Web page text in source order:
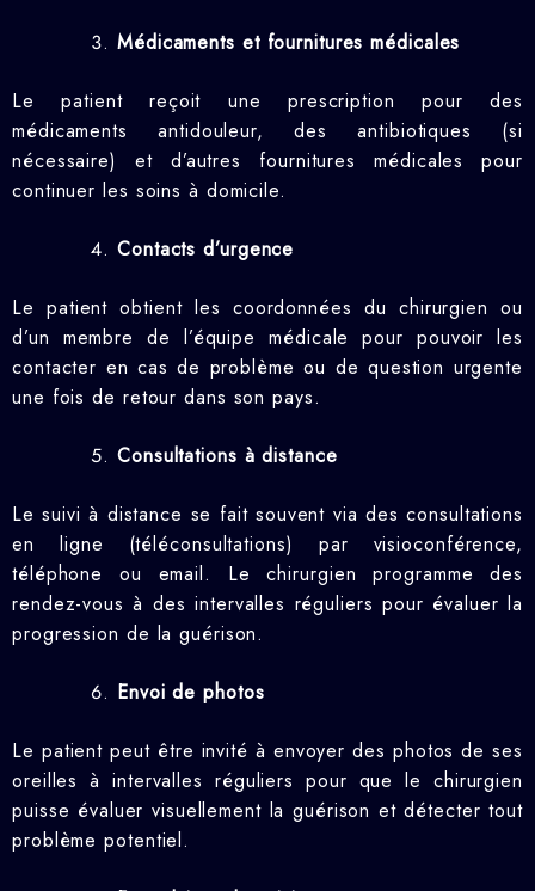
Médicaments et fournitures médicales
Le patient reçoit une prescription pour des
médicaments antidouleur, des antibiotiques (si
nécessaire) et d’autres fournitures médicales pour
continuer les soins à domicile.
Contacts d’urgence
Le patient obtient les coordonnées du chirurgien ou
d’un membre de l’équipe médicale pour pouvoir les
contacter en cas de problème ou de question urgente
une fois de retour dans son pays.
Consultations à distance
Le suivi à distance se fait souvent via des consultations
en ligne (téléconsultations) par visioconférence,
téléphone ou email. Le chirurgien programme des
rendez-vous à des intervalles réguliers pour évaluer la
progression de la guérison.
Envoi de photos
Le patient peut être invité à envoyer des photos de ses
oreilles à intervalles réguliers pour que le chirurgien
puisse évaluer visuellement la guérison et détecter tout
problème potentiel.